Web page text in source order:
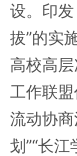
设。印
拔”的实
高校高
工作联
流动协
划”“长